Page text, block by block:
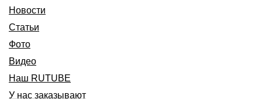
Новости
Статьи
Фото
Видео
Наш RUTUBE
У нас заказывают